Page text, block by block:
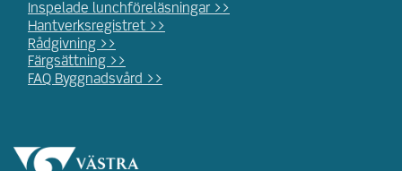
Inspelade lunchföreläsningar >>
Hantverksregistret >>
Rådgivning >>
Färgsättning >>
FAQ Byggnadsvård >>